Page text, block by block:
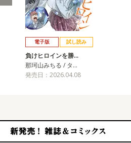
電子版 試し読み
負けヒロインを勝…
那珂山みちる / タ…
発売日：2026.04.08